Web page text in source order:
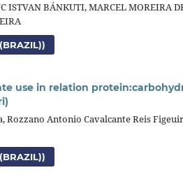
ISTVAN BÁNKUTI, MARCEL MOREIRA
use in relation
Rozzano Antonio Cavalcante Reis